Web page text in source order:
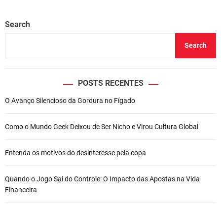
Search
Search
POSTS RECENTES
O Avanço Silencioso da Gordura no Fígado
Como o Mundo Geek Deixou de Ser Nicho e Virou Cultura Global
Entenda os motivos do desinteresse pela copa
Quando o Jogo Sai do Controle: O Impacto das Apostas na Vida
Financeira